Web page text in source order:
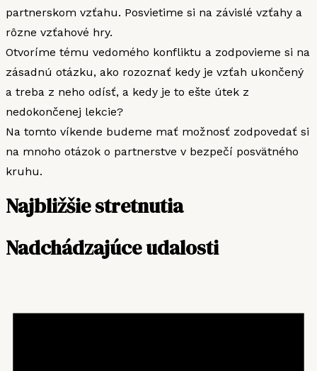
partnerskom vzťahu. Posvietime si na závislé vzťahy a
rôzne vzťahové hry.
Otvoríme tému vedomého konfliktu a zodpovieme si na
zásadnú otázku, ako rozoznať kedy je vzťah ukončený
a treba z neho odísť, a kedy je to ešte útek z
nedokončenej lekcie?
Na tomto víkende budeme mať možnosť zodpovedať si
na mnoho otázok o partnerstve v bezpečí posvätného
kruhu.
Najbližšie stretnutia
Nadchádzajúce udalosti